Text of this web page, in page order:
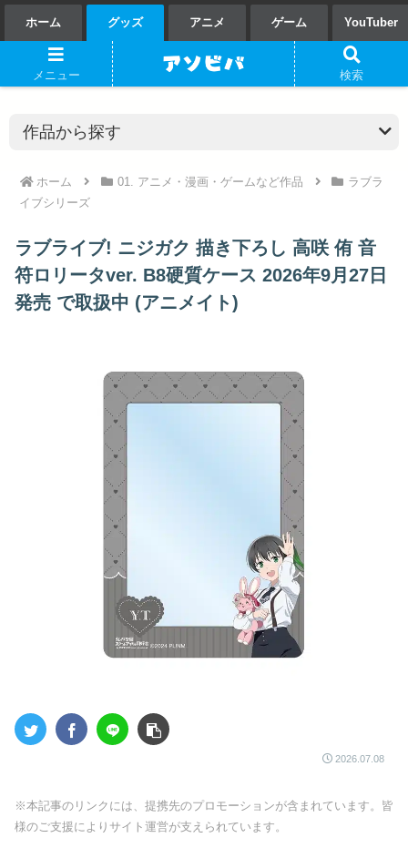
ホーム グッズ アニメ ゲーム YouTuber
ホーム 01. アニメ・漫画・ゲームなど作品
ラブラ
イブシリーズ
ラブライブ! ニジガク 描き下ろし 高咲 侑 音
符ロリータver. B8硬質ケース 2026年9月27日
発売 で取扱中 (アニメイト)
2026.07.08
※本記事のリンクには、提携先のプロモーションが含まれています。皆
様のご支援によりサイト運営が支えられています。
メニュー 検索